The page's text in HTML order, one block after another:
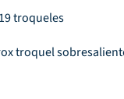
troqueles
troquel